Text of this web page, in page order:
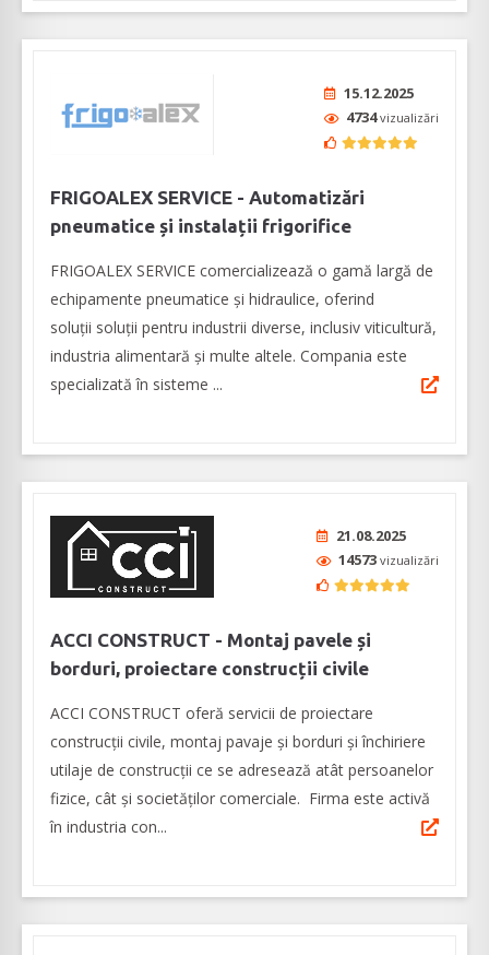
15.12.2025
4734vizualizări
FRIGOALEX SERVICE - Automatizări
pneumatice și instalații frigorifice
FRIGOALEX SERVICE comercializează o gamă largă de
echipamente pneumatice și hidraulice, oferind
soluţii soluții pentru industrii diverse, inclusiv viticultură,
industria alimentară și multe altele. Compania este
specializată în sisteme ...
21.08.2025
14573 vizualizări
ACCI CONSTRUCT - Montaj pavele și
borduri, proiectare construcții civile
ACCI CONSTRUCT oferă servicii de proiectare
construcții civile, montaj pavaje și borduri și închiriere
utilaje de construcții ce se adresează atât persoanelor
fizice, cât şi societăţilor comerciale. Firma este activă
în industria con...